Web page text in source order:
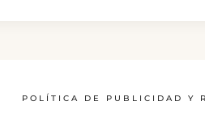
POLÍTICA DE PUBLICIDAD Y